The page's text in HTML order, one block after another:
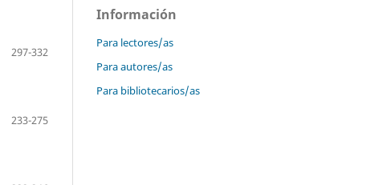
297-332
233-275
Información
Para lectores/as
Para autores/as
Para bibliotecarios/as